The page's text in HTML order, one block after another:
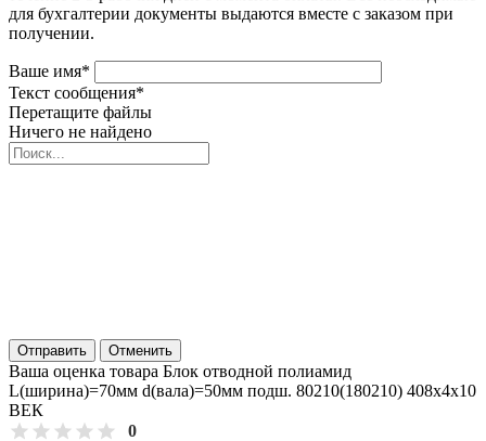
для бухгалтерии документы выдаются вместе с заказом при
получении.
Ваше имя*
Текст сообщения*
Перетащите файлы
Ничего не найдено
Отправить Отменить
Ваша оценка товара Блок отводной полиамид
L(ширина)=70мм d(вала)=50мм подш. 80210(180210) 408х4х10
ВЕК
0